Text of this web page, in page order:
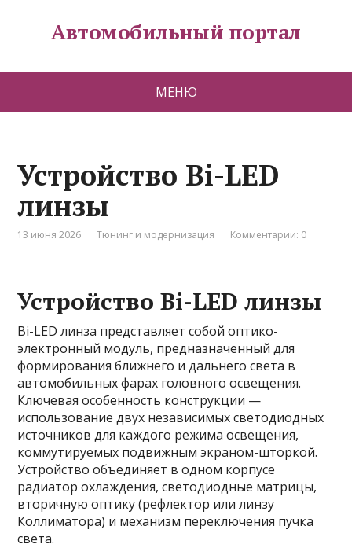
Автомобильный портал
МЕНЮ
Устройство Bi-LED
линзы
13 июня 2026 Тюнинг и модернизация Комментарии: 0
Устройство Bi-LED линзы
Bi-LED линза представляет собой оптико-
электронный модуль, предназначенный для
формирования ближнего и дальнего света в
автомобильных фарах головного освещения.
Ключевая особенность конструкции —
использование двух независимых светодиодных
источников для каждого режима освещения,
коммутируемых подвижным экраном-шторкой.
Устройство объединяет в одном корпусе
радиатор охлаждения, светодиодные матрицы,
вторичную оптику (рефлектор или линзу
Коллиматора) и механизм переключения пучка
света.